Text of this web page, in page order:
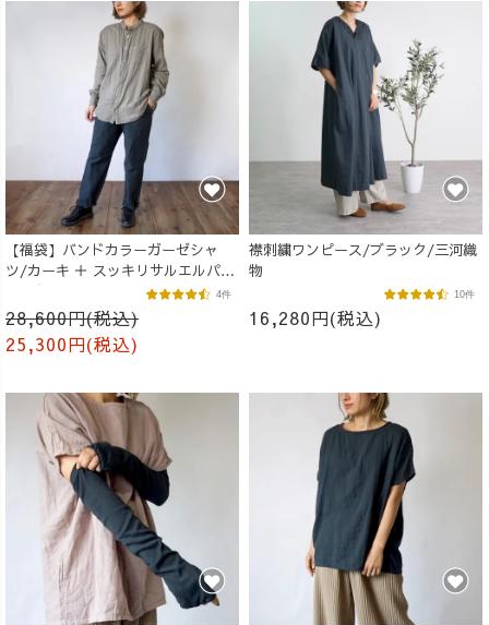
【福袋】バンドカラーガーゼシャ
ツ/カーキ ＋ スッキリサルエルパン
ツ/ブラック
28,600円(税込)
25,300円(税込)
4件
襟刺繍ワンピース/ブラック/三河織
物
16,280円(税込)
10件